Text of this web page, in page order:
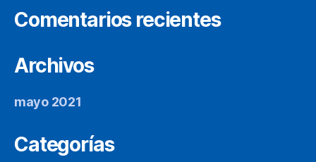
Comentarios recientes
Archivos
mayo 2021
Categorías